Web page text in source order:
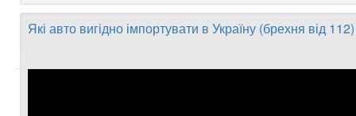
Які авто вигідно імпортувати в Україну (брехня від 112)